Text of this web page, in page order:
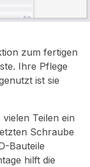
zum fertigen
Ihre Pflege
ist sie
Teilen ein
Schraube
Bauteile
hilft die